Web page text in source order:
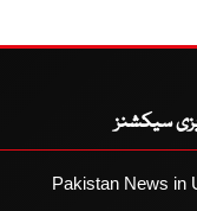
سیکشنز
Pakistan News in